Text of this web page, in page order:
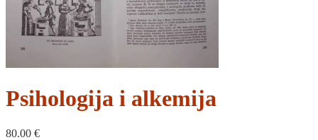
Psihologija i alkemija
80.00 €